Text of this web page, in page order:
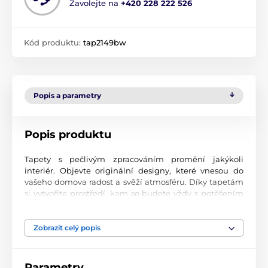
Zavolejte na +420 228 222 526
Kód produktu: tap2149bw
Popis a parametry
Popis produktu
Tapety s pečlivým zpracováním promění jakýkoli
interiér. Objevte originální designy, které vnesou do
vašeho domova radost a svěží atmosféru. Díky tapetám
si vytvoříte prostředí, kam se budete vždy s potěšením
Špičková kvalita tisku
Zobrazit celý popis